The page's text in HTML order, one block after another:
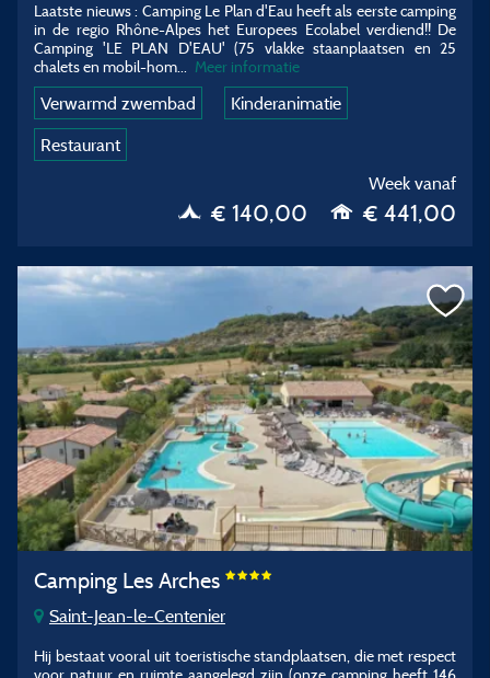
Laatste nieuws : Camping Le Plan d'Eau heeft als eerste camping
in de regio Rhône-Alpes het Europees Ecolabel verdiend!! De
Camping 'LE PLAN D'EAU' (75 vlakke staanplaatsen en 25
chalets en mobil-hom...
Meer informatie
Verwarmd zwembad
Kinderanimatie
Restaurant
Week vanaf
€ 140,00 € 441,00
Camping Les Arches
Saint-Jean-le-Centenier
Hij bestaat vooral uit toeristische standplaatsen, die met respect
voor natuur en ruimte aangelegd zijn (onze camping heeft 146